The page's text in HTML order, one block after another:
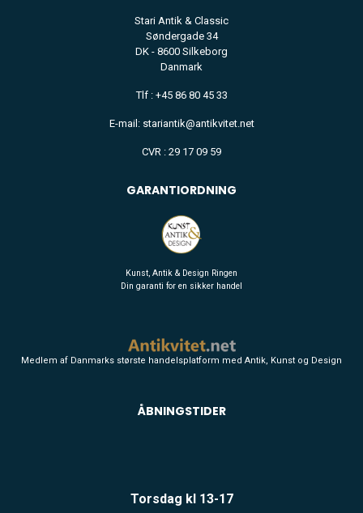
Stari Antik & Classic
Søndergade 34
DK - 8600 Silkeborg
Danmark
Tlf : +45 86 80 45 33
E-mail: stariantik@antikvitet.net
CVR : 29 17 09 59
GARANTIORDNING
Kunst, Antik & Design Ringen
Din garanti for en sikker handel
Medlem af Danmarks største handelsplatform med Antik, Kunst og Design
ÅBNINGSTIDER
Torsdag kl 13-17